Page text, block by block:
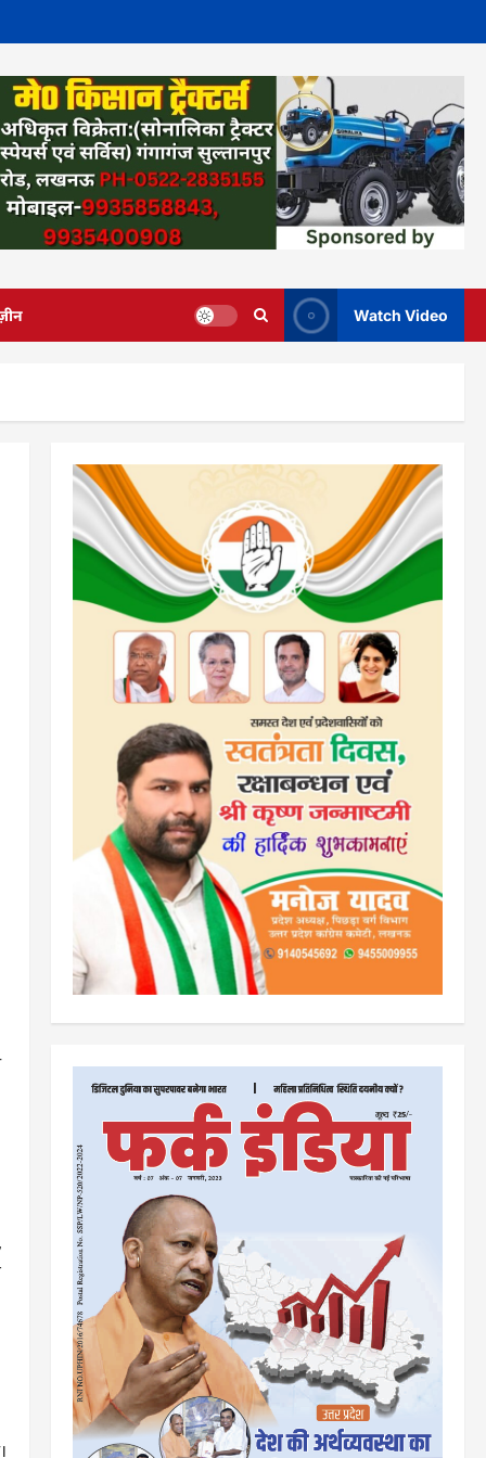
Watch Video